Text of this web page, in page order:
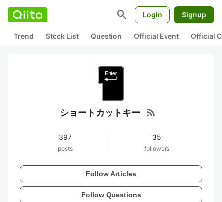
search Login Signup
Trend Stock List Question Official Event Official
ショートカットキー rss_feed
397
posts
35
followers
Follow Articles
Follow Questions